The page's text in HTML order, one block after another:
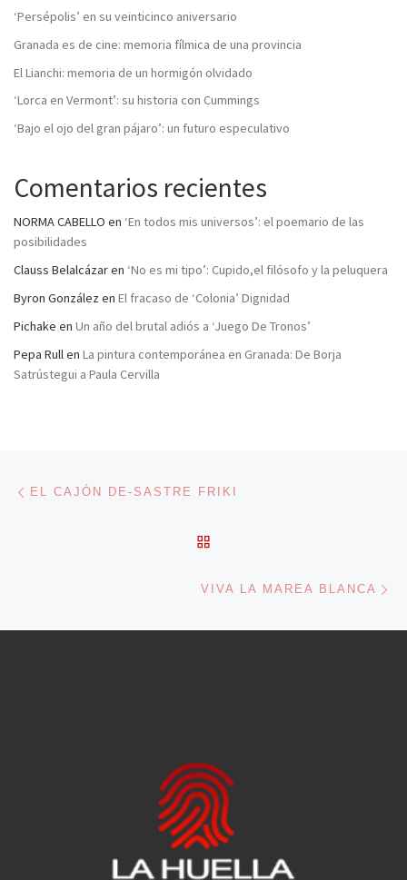
‘Persépolis’ en su veinticinco aniversario
Granada es de cine: memoria fílmica de una provincia
El Lianchi: memoria de un hormigón olvidado
‘Lorca en Vermont’: su historia con Cummings
‘Bajo el ojo del gran pájaro’: un futuro especulativo
Comentarios recientes
NORMA CABELLO en ‘En todos mis universos’: el poemario de las
posibilidades
Clauss Belalcázaren ‘No es mi tipo’: Cupido,el filósofo y la peluquera
Byron González en El fracaso de ‘Colonia’ Dignidad
Pichake en Un año del brutal adiós a ‘Juego De Tronos’
Pepa Rullen La pintura contemporánea en Granada: De Borja
Satrústegui a Paula Cervilla
Navegación de entradas
EL CAJÓN DE-SASTRE FRIKI
VIVA LA MAREA BLANCA